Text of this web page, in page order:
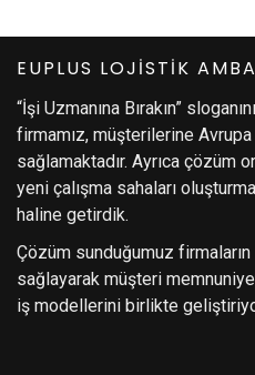
EUPLUS LOJİSTİK
“İşi Uzmanına Bırakın”
firmamız, müşterilerine
sağlamaktadır. Ayrıca çözüm
yeni çalışma sahaları
haline getirdik.
Çözüm sunduğumuz
sağlayarak müşteri
iş modellerini birlikte